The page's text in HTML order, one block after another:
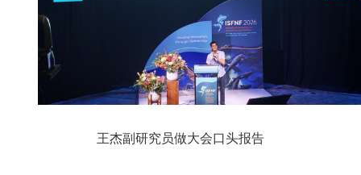
王杰副研究员做大会口头报告